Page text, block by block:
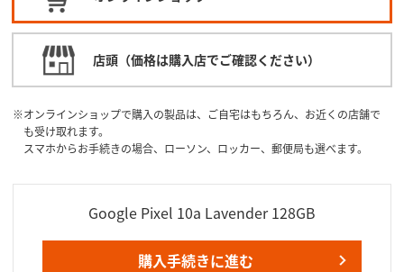
店頭（価格は購入店でご確認ください）
オンラインショップで購入の製品は、ご自宅はもちろん、お近くの店舗で
も受け取れます。
スマホからお手続きの場合、ローソン、ロッカー、郵便局も選べます。
Google Pixel 10a Lavender 128GB
購入手続きに進む